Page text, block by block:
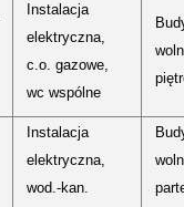
Instalacja
elektryczna,
c.o. gazowe,
wc wspólne
Instalacja
elektryczna,
wod.-kan.